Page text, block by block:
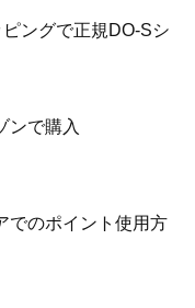
ングで正規DO-Sシ
ンで購入
でのポイント使用方